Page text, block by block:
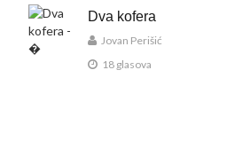
Dva kofera
Jovan Perišić
18 glasova